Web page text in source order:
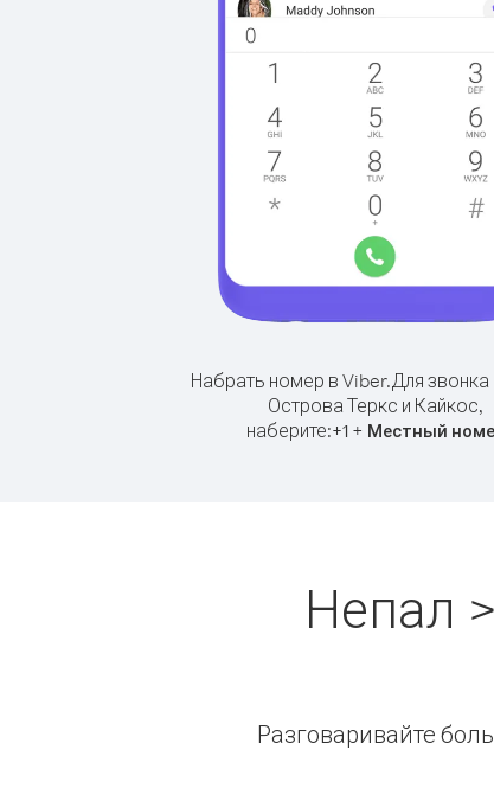
Набрать номер в Viber.Для звонка
Острова Теркс и Кайкос,
наберите:+1+ Местный
Непал
Разговаривайте